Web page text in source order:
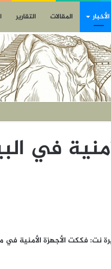
الأخبار المقالات التقارير
في
| المسيرة نت: فككت الأجهزة